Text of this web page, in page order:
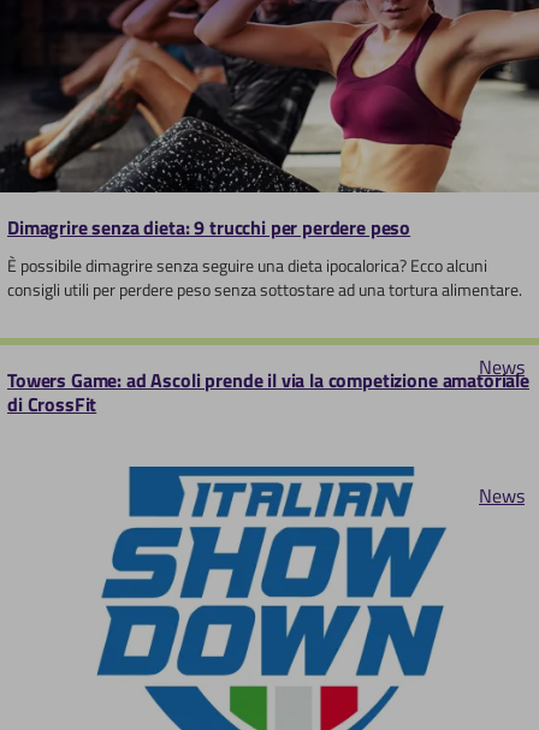
Dimagrire senza dieta: 9 trucchi per perdere peso
È possibile dimagrire senza seguire una dieta ipocalorica? Ecco alcuni
consigli utili per perdere peso senza sottostare ad una tortura alimentare.
News
Towers Game: ad Ascoli prende il via la competizione amatoriale
di CrossFit
News